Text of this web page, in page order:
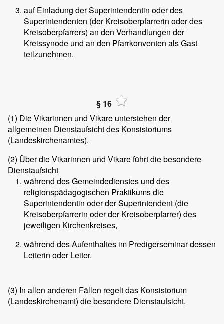
auf Einladung der Superintendentin oder des
Superintendenten (der Kreisoberpfarrerin oder des
Kreisoberpfarrers) an den Verhandlungen der
Kreissynode und an den Pfarrkonventen als Gast
teilzunehmen.
§ 16
(1) Die Vikarinnen und Vikare unterstehen der
allgemeinen Dienstaufsicht des Konsistoriums
(Landeskirchenamtes).
(2) Über die Vikarinnen und Vikare führt die besondere
Dienstaufsicht
während des Gemeindedienstes und des
religionspädagogischen Praktikums die
Superintendentin oder der Superintendent (die
Kreisoberpfarrerin oder der Kreisoberpfarrer) des
jeweiligen Kirchenkreises,
während des Aufenthaltes im Predigerseminar dessen
Leiterin oder Leiter.
(3) In allen anderen Fällen regelt das Konsistorium
(Landeskirchenamt) die besondere Dienstaufsicht.